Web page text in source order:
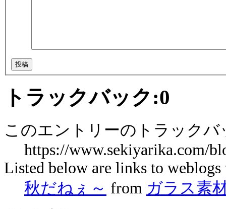
トラックバック:0
このエントリーのトラックバ
https://www.sekiyarika.com/
Listed below are links to weblogs
秋だねぇ～ from ガラス素